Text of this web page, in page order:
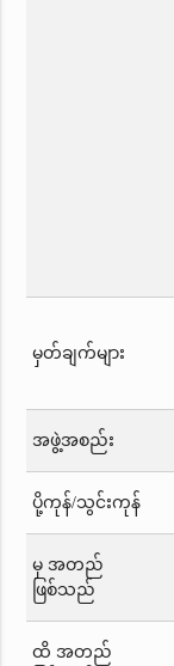
မှတ်ချက်များ
အဖွဲ့အစည်း
ပို့ကုန်/သွင်းကုန်
မှ အတည်
ဖြစ်သည်
ထိ အတည်